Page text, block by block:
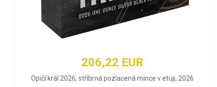
206,22 EUR
Opičí král 2026, stříbrná pozlacená mince v etuji, 2026